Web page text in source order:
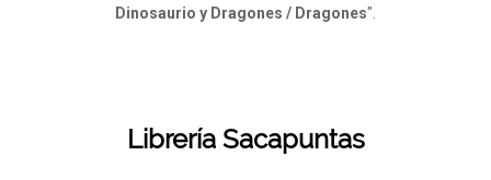
Dinosaurio y Dragones / Dragones".
Librería Sacapuntas